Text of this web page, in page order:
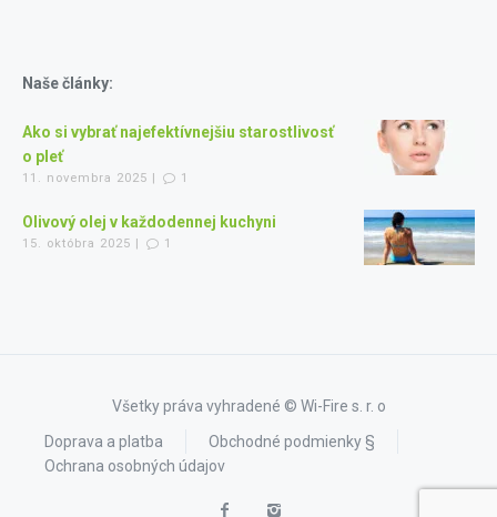
Naše články:
Ako si vybrať najefektívnejšiu starostlivosť
o pleť
11. novembra 2025 | 1
Olivový olej v každodennej kuchyni
15. októbra 2025 | 1
Všetky práva vyhradené © Wi-Fire s. r. o
Doprava a platba
Obchodné podmienky §
Ochrana osobných údajov